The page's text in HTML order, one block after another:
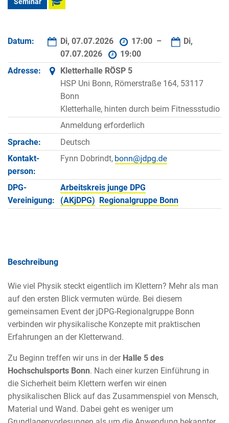
Seminar
Datum: Di, 07.07.2026 17:00 –
Di,
07.07.2026
19:00
Adresse:
Kletterhalle RÖSP 5
HSP Uni Bonn, Römerstraße 164, 53117
Bonn
Kletterhalle, hinten durch beim Fitnessstudio
Anmeldung erforderlich
Sprache:
Deutsch
Kontakt­
person:
Fynn Dobrindt,
DPG-
Vereinigung:
Arbeitskreis junge DPG
(AKjDPG)
Regionalgruppe Bonn
Beschreibung
Wie viel Physik steckt eigentlich im Klettern? Mehr als man
auf den ersten Blick vermuten würde. Bei diesem
gemeinsamen Event der jDPG-Regionalgruppe Bonn
verbinden wir physikalische Konzepte mit praktischen
Erfahrungen an der Kletterwand.
Zu Beginn treffen wir uns in der Halle 5 des
Hochschulsports Bonn. Nach einer kurzen Einführung in
die Sicherheit beim Klettern werfen wir einen
physikalischen Blick auf das Zusammenspiel von Mensch,
Material und Wand. Dabei geht es weniger um